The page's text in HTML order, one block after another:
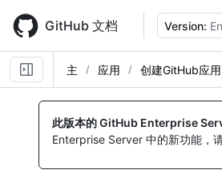
main
content
GitHub 文档 Version:
主 应用 创建GitHub应用
此版本的 GitHub Enterprise
Enterprise Server 中的新功能，